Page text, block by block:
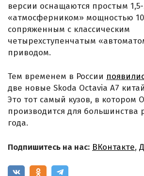
версии оснащаются простым
«атмосферником» мощностью
сопряженным с классическим
четырехступенчатым
приводом.
Тем временем в России
две новые Skoda Octavia A7
Это тот самый кузов, в котором
производится для большинства
года.
Подпишитесь на нас: ВКонтакте,